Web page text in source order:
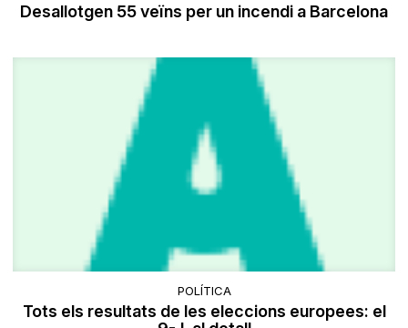
Desallotgen 55 veïns per un incendi a Barcelona
POLÍTICA
Tots els resultats de les eleccions europees: el